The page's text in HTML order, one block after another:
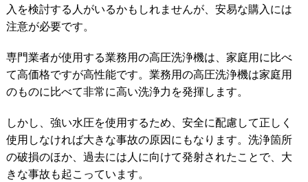
入を検討する人がいるかもしれませんが、安易な購入には
注意が必要です。
専門業者が使用する業務用の高圧洗浄機は、家庭用に比べ
て高価格ですが高性能です。業務用の高圧洗浄機は家庭用
のものに比べて非常に高い洗浄力を発揮します。
しかし、強い水圧を使用するため、安全に配慮して正しく
使用しなければ大きな事故の原因にもなります。洗浄箇所
の破損のほか、過去には人に向けて発射されたことで、大
きな事故も起こっています。